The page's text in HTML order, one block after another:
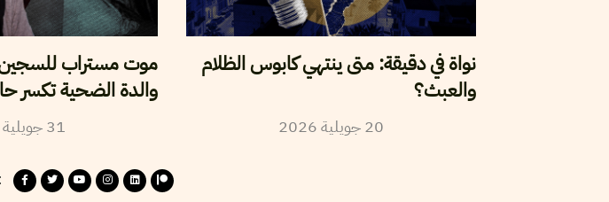
موت مستراب للسجين
والدة الضحية تكسر
31جويلية
نواة في دقيقة: متى ينتهي كابوس الظلام
والعبث؟
20جويلية2026